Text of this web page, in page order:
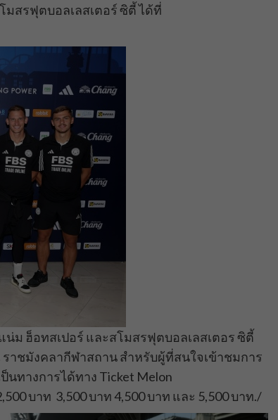
สรฟุตบอลเลสเตอร์ ซิตี้ ได้ที่
ม ฮ็อทสเปอร์ และสโมสรฟุตบอลเลสเตอร ซิตี้
าชมังคลากีฬาสถาน สำหรับผู้ที่สนใจเข้าชมการ
ทางการได้ทาง Ticket Melon
บาท 3,500 บาท 4,500 บาท และ 5,500 บาท./